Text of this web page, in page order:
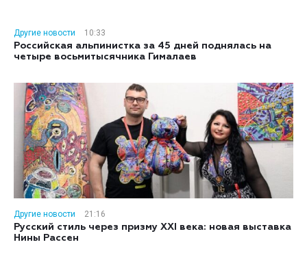
Другие новости
10:33
Российская альпинистка за 45 дней поднялась на
четыре восьмитысячника Гималаев
Другие новости
21:16
Русский стиль через призму XXI века: новая выставка
Нины Рассен